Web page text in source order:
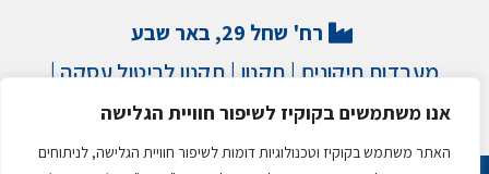
אנו משתמשים בקוקיז לשיפור חוויית הגלישה
האתר משתמש בקוקיז וטכנולוגיות דומות לשיפור חוויית הגלישה, לניתוחים
מעבדות תיקונים|תקנון|תקנון לביטול עסקה|
הצהרת נגישות
מדיניות פרטיות מדיניות משלוחים
רח' שחל 29, באר שבע